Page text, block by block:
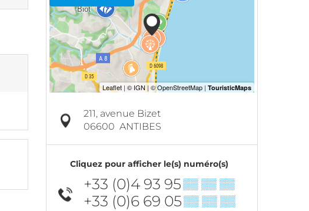
211, avenue Bizet
06600 ANTIBES
Cliquez pour afficher le(s) numéro(s)
+33 (0)4 93 95▒▒ ▒▒ ▒▒
+33 (0)6 69 05▒▒ ▒▒ ▒▒